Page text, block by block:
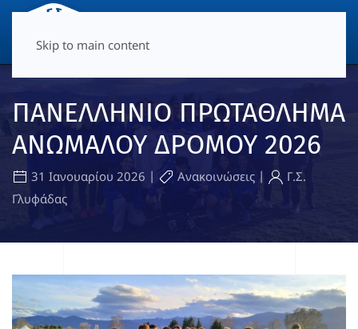
Skip to main content
ΠΑΝΕΛΛΗΝΙΟ ΠΡΩΤΑΘΛΗΜΑ
ΑΝΩΜΑΛΟΥ ΔΡΟΜΟΥ 2026
31 Ιανουαρίου 2026 | Ανακοινώσεις |
Γ.Σ.
Γλυφάδας